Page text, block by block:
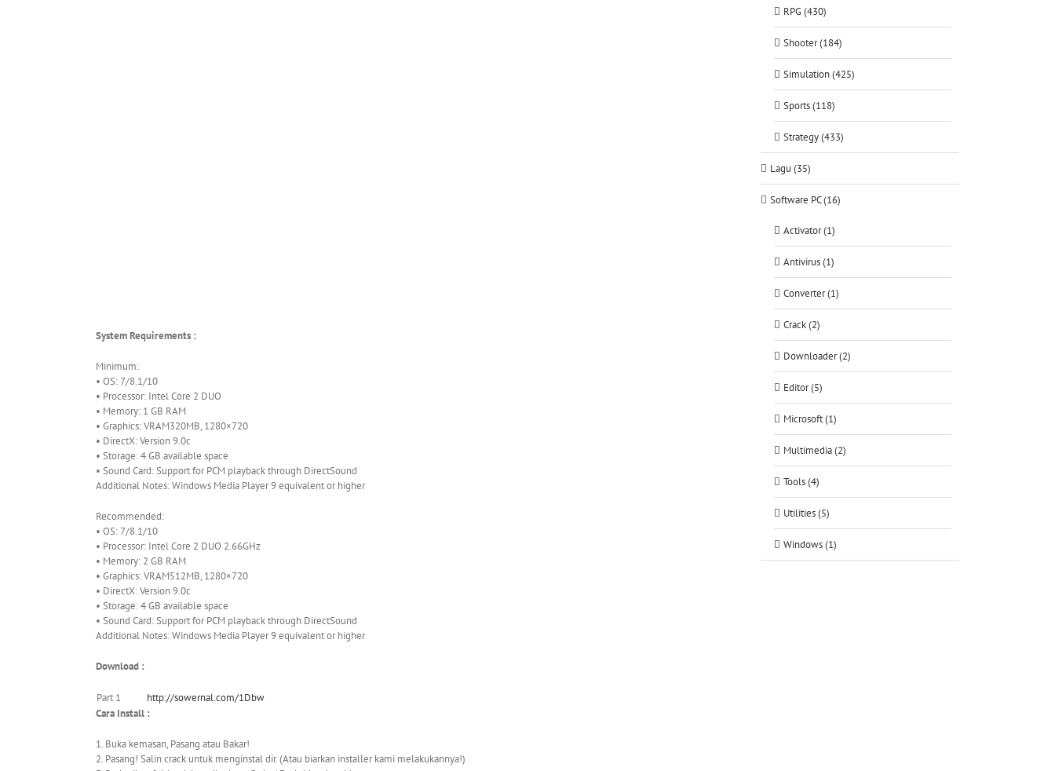
System Requirements :
Minimum:
• OS: 7/8.1/10
• Processor: Intel Core 2 DUO
• Memory: 1 GB RAM
• Graphics: VRAM320MB, 1280×720
• DirectX: Version 9.0c
• Storage: 4 GB available space
• Sound Card: Support for PCM playback through DirectSound
Additional Notes: Windows Media Player 9 equivalent or higher
Recommended:
• OS: 7/8.1/10
• Processor: Intel Core 2 DUO 2.66GHz
• Memory: 2 GB RAM
• Graphics: VRAM512MB, 1280×720
• DirectX: Version 9.0c
• Storage: 4 GB available space
• Sound Card: Support for PCM playback through DirectSound
Additional Notes: Windows Media Player 9 equivalent or higher
Download :
Part 1
http://sowernal.com/1Dbw
Cara Install :
1. Buka kemasan, Pasang atau Bakar!
2. Pasang! Salin crack untuk menginstal dir. (Atau biarkan installer kami melakukannya!)
RPG (430)
Shooter (184)
Simulation (425)
Sports (118)
Strategy (433)
Lagu (35)
Software PC (16)
Activator (1)
Antivirus (1)
Converter (1)
Crack (2)
Downloader (2)
Editor (5)
Microsoft (1)
Multimedia (2)
Tools (4)
Utilities (5)
Windows (1)